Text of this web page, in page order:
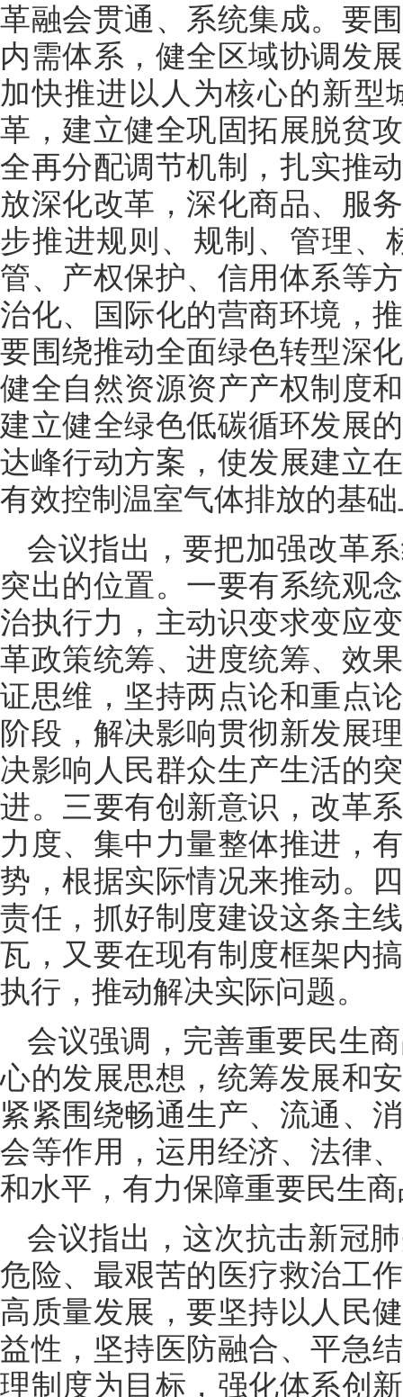
革融会贯通、系统集成。要
内需体系，健全区域协调发
加快推进以人为核心的新型
革，建立健全巩固拓展脱贫
全再分配调节机制，扎实推
放深化改革，深化商品、服
步推进规则、规制、管理、
管、产权保护、信用体系等
治化、国际化的营商环境，
要围绕推动全面绿色转型深
健全自然资源资产产权制度
建立健全绿色低碳循环发展
达峰行动方案，使发展建立
有效控制温室气体排放的基
会议指出，要把加强改革
突出的位置。一要有系统观
治执行力，主动识变求变应
革政策统筹、进度统筹、效
证思维，坚持两点论和重点
阶段，解决影响贯彻新发展
决影响人民群众生产生活的
进。三要有创新意识，改革
力度、集中力量整体推进，
势，根据实际情况来推动。
责任，抓好制度建设这条主
瓦，又要在现有制度框架内
执行，推动解决实际问题。
会议强调，完善重要民生
心的发展思想，统筹发展和
紧紧围绕畅通生产、流通、
会等作用，运用经济、法律
和水平，有力保障重要民生
会议指出，这次抗击新冠
危险、最艰苦的医疗救治工
高质量发展，要坚持以人民
益性，坚持医防融合、平急
理制度为目标，强化体系创